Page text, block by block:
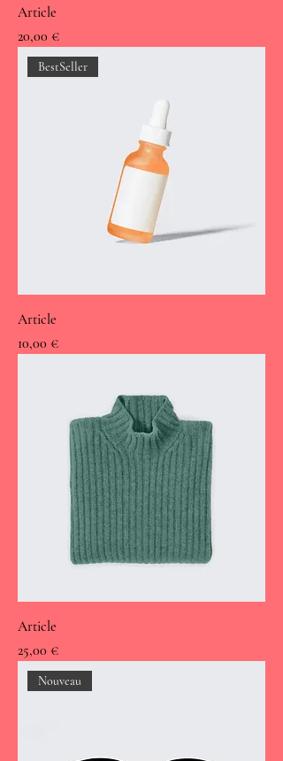
Article
Prix
20,00 €
BestSeller
Article
Prix
10,00 €
Article
Prix
25,00 €
Nouveau